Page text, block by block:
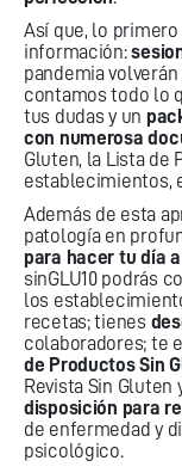
Así que, lo
información:
pandemia
contamos todo lo
tus dudas y un
con numerosa
Gluten, la Lista de
establecimientos,
Además de esta
patología en
para hacer tu día
sinGLU10podrás
los
recetas; tienes
colaboradores; te
de Productos Sin
Revista Sin Gluten
disposición para
de enfermedad y
psicológico.